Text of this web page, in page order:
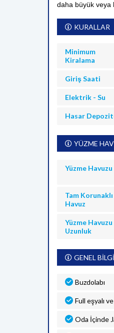
daha büyük veya
KURALLAR
Minimum
Kiralama
Giriş Saati
Elektrik - Su
Hasar
YÜZME
Yüzme Havuzu
Tam Korunaklı
Havuz
Yüzme Havuzu
Uzunluk
GENEL
Buzdolabı
Full eşyalı
Oda İçinde